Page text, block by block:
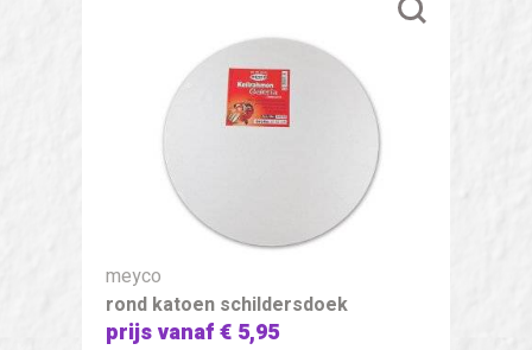
meyco
rond katoen schildersdoek
prijs vanaf€ 5,95